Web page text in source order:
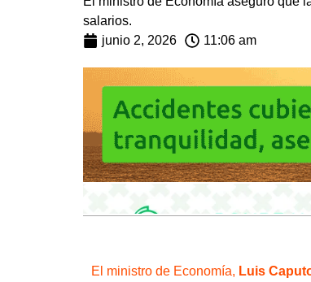
salarios.
junio 2, 2026
11:06 am
El ministro de Economía, Luis